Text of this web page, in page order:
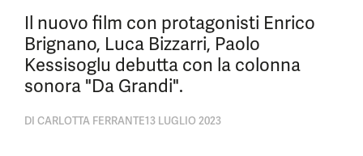
Il nuovo film con protagonisti Enrico
Brignano, Luca Bizzarri, Paolo
Kessisoglu debutta con la colonna
sonora "Da Grandi".
DI CARLOTTA FERRANTE13 LUGLIO 2023